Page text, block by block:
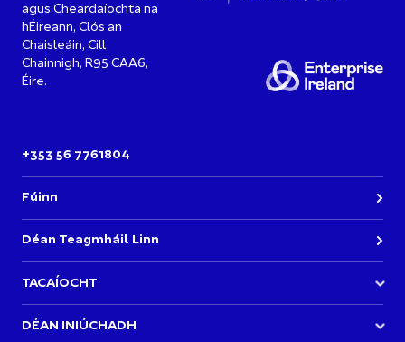
agus Cheardaíochta na
hÉireann, Clós an
Chaisleáin, Cill
Chainnigh, R95 CAA6,
Éire.
+353 56 7761804
Fúinn
Déan Teagmháil Linn
TACAÍOCHT
DÉAN INIÚCHADH